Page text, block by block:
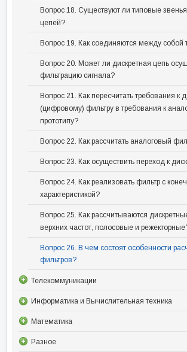
Вопрос 18. Существуют ли типовые
цепей?
Вопрос 19. Как соединяются между собой
Вопрос 20. Может ли дискретная цепь
фильтрацию сигнала?
Вопрос 21. Как пересчитать требования к
(цифровому) фильтру в требования к
прототипу?
Вопрос 22. Как рассчитать аналоговый
Вопрос 23. Как осуществить переход к
Вопрос 24. Как реализовать фильтр с
характеристикой?
Вопрос 25. Как рассчитываются
верхних частот, полосовые и
Вопрос 26. В чем состоят особенности
фильтров?
Телекоммуникации
Информатика и Вычислительная техника
Математика
Разное